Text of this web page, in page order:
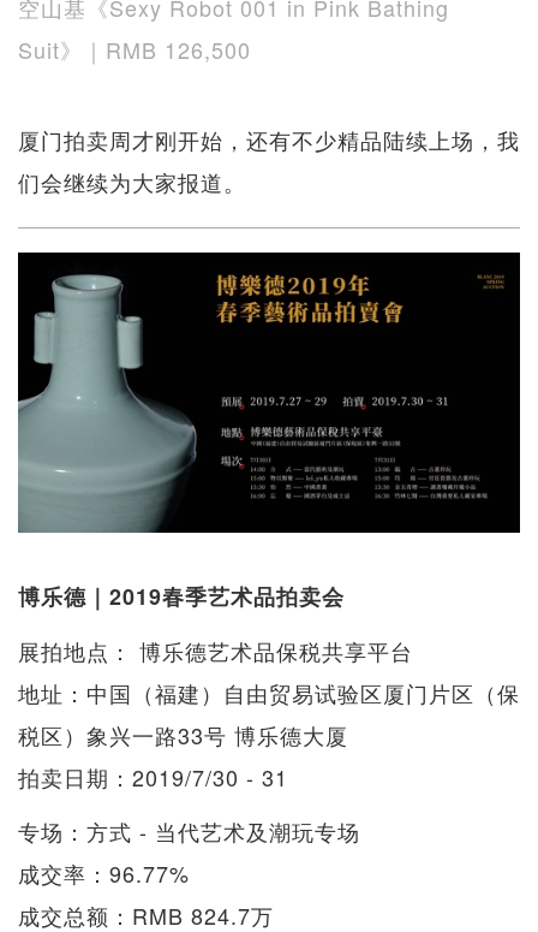
空山基《Sexy Robot 001 in Pink Bathing
Suit》｜RMB 126,500
厦门拍卖周才刚开始，还有不少精品陆续上场，我
们会继续为大家报道。
博乐德｜2019春季艺术品拍卖会
展拍地点： 博乐德艺术品保税共享平台
地址：中国（福建）自由贸易试验区厦门片区（保
税区）象兴一路33号 博乐德大厦
拍卖日期：2019/7/30 - 31
专场：方式 - 当代艺术及潮玩专场
成交率：96.77%
成交总额：RMB 824.7万